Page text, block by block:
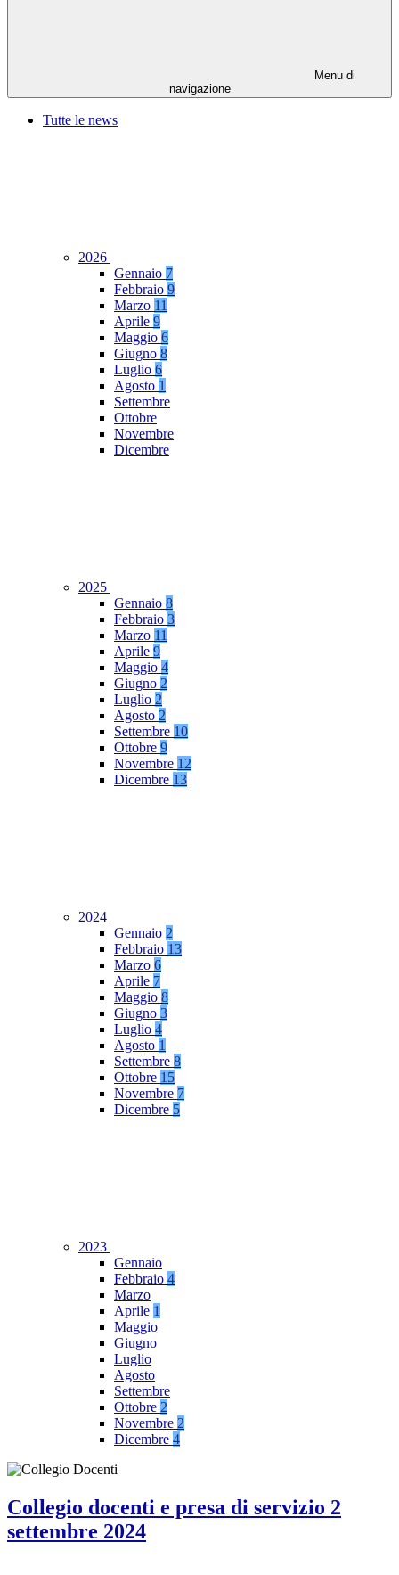
Menu di
navigazione
Tutte le news
2026
Gennaio 7
Febbraio 9
Marzo 11
Aprile 9
Maggio 6
Giugno 8
Luglio 6
Agosto 1
Settembre
Ottobre
Novembre
Dicembre
2025
Gennaio 8
Febbraio 3
Marzo 11
Aprile 9
Maggio 4
Giugno 2
Luglio 2
Agosto 2
Settembre 10
Ottobre 9
Novembre 12
Dicembre 13
2024
Gennaio 2
Febbraio 13
Marzo 6
Aprile 7
Maggio 8
Giugno 3
Luglio 4
Agosto 1
Settembre 8
Ottobre 15
Novembre 7
Dicembre 5
2023
Gennaio
Febbraio 4
Marzo
Aprile 1
Maggio
Giugno
Luglio
Agosto
Settembre
Ottobre 2
Novembre 2
Dicembre 4
Collegio docenti e presa di servizio 2
settembre 2024